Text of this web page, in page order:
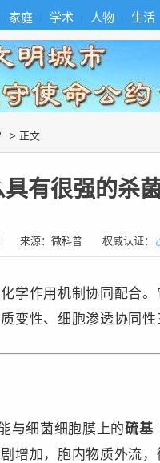
家庭 学术 人物 生活
> 正文
有很强的杀菌
来源： 微科普 权威认证：
学作用机制协同配合
变性、细胞渗透协同性
与细菌细胞膜上的硫基
增加，胞内物质外流，